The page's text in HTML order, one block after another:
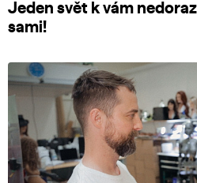
Jeden svět k vám
sami!